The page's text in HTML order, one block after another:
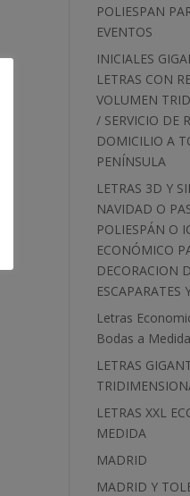
POLIESPAN
EVENTOS
INICIALES
LETRAS CON
VOLUMEN
/ SERVICIO DE
DOMICILIO A
PENÍNSULA
LETRAS 3D Y
NAVIDAD O
POLIESPÁN O
ECONÓMICO
DECORACION
ESCAPARATES
Letras
Bodas a Medida
LETRAS
LETRAS XXL
MEDIDA
MADRID
MADRID Y